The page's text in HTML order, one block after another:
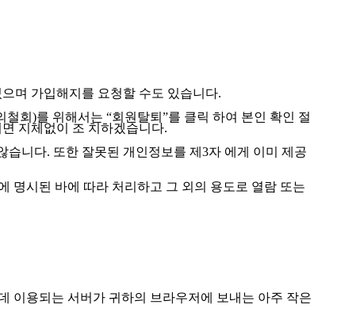
며 가입해지를 요청할 수도 있습니다.
회)를 위해서는 “회원탈퇴”를 클릭 하여 본인 확인 절
지체없이 조 치하겠습니다.
니다. 또한 잘못된 개인정보를 제3자 에게 이미 제공
명시된 바에 따라 처리하고 그 외의 용도로 열람 또는
이용되는 서버가 귀하의 브라우저에 보내는 아주 작은